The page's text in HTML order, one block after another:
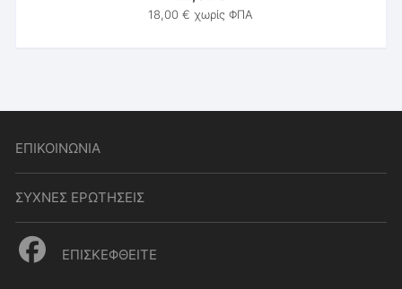
18,00€ χωρίς ΦΠΑ
ΕΠΙΚΟΙΝΩΝΙΑ
ΣΥΧΝΕΣ ΕΡΩΤΗΣΕΙΣ
ΕΠΙΣΚΕΦΘΕΙΤΕ